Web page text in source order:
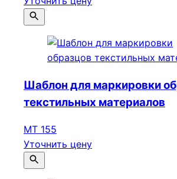
Шаблон для маркировки
текстильных материалов
МТ 155
Уточнить цену